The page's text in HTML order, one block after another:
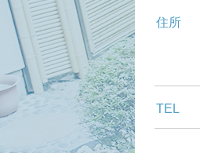
住所
TEL